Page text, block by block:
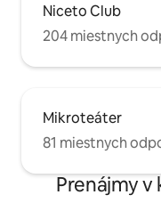
Niceto Club
204 miestnych
Mikroteáter
81 miestnych
Prenájmy v